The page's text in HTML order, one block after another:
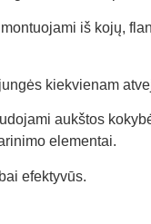
iš kojų,
kiekvienam
aukštos
elementai.
efektyvūs.